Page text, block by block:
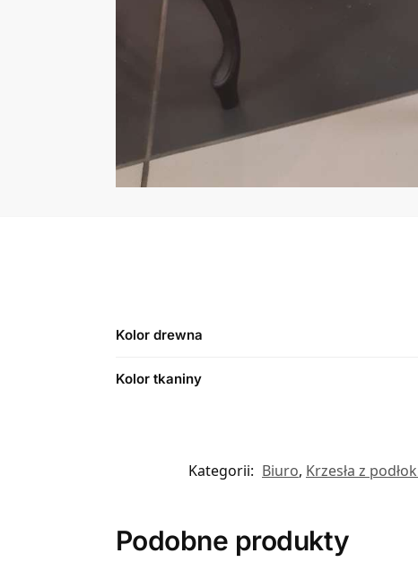
Kolor drewna
Kolor tkaniny
Kategorii: Biuro, Krzesła z
Podobne produkty